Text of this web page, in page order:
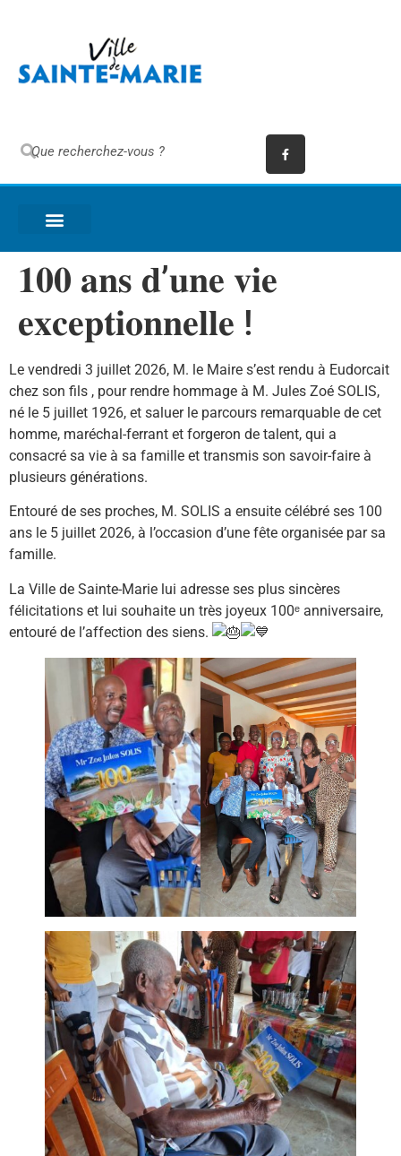
𝟏𝟎𝟎 𝐚𝐧𝐬 𝐝’𝐮𝐧𝐞 𝐯𝐢𝐞
𝐞𝐱𝐜𝐞𝐩𝐭𝐢𝐨𝐧𝐧𝐞𝐥𝐥𝐞 !
Le vendredi 3 juillet 2026, M. le Maire s’est rendu à Eudorcait
chez son fils , pour rendre hommage à M. Jules Zoé SOLIS,
né le 5 juillet 1926, et saluer le parcours remarquable de cet
homme, maréchal-ferrant et forgeron de talent, qui a
consacré sa vie à sa famille et transmis son savoir-faire à
plusieurs générations.
Entouré de ses proches, M. SOLIS a ensuite célébré ses 100
ans le 5 juillet 2026, à l’occasion d’une fête organisée par sa
famille.
La Ville de Sainte-Marie lui adresse ses plus sincères
félicitations et lui souhaite un très joyeux 100ᵉ anniversaire,
entouré de l’affection des siens.